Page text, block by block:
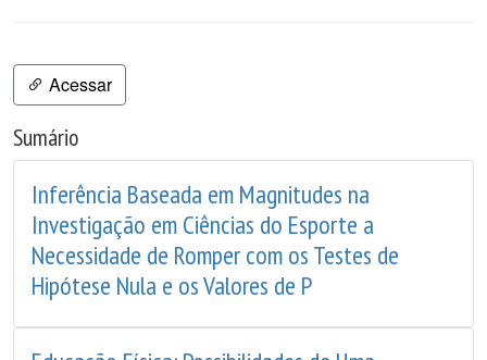
Acessar
Sumário
Inferência Baseada em Magnitudes na
Investigação em Ciências do Esporte a
Necessidade de Romper com os Testes de
Hipótese Nula e os Valores de P